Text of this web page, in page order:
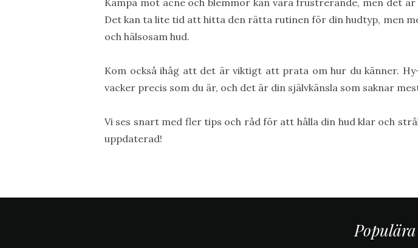
Kämpa mot acne och blemmor kan vara frustrerande, men det
Det kan ta lite tid att hitta den rätta rutinen för din hudtyp, men
och hälsosam hud.
Kom också ihåg att det är viktigt att prata om hur du känner.
vacker precis som du är, och det är din självkänsla som saknar
Vi ses snart med fler tips och råd för att hålla din hud klar och
uppdaterad!